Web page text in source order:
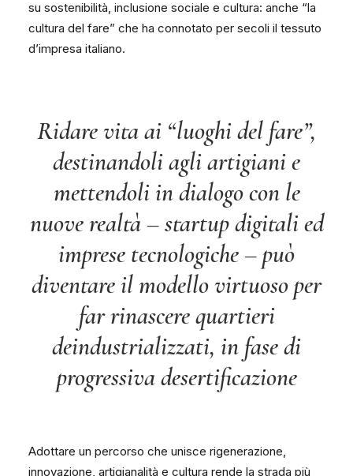
su sostenibilità, inclusione sociale e cultura: anche “la
cultura del fare” che ha connotato per secoli il tessuto
d’impresa italiano.
Ridare vita ai “luoghi del fare”,
destinandoli agli artigiani e
mettendoli in dialogo con le
nuove realtà – startup digitali ed
imprese tecnologiche – può
diventare il modello virtuoso per
far rinascere quartieri
deindustrializzati, in fase di
progressiva desertificazione
Adottare un percorso che unisce rigenerazione,
innovazione, artigianalità e cultura rende la strada più